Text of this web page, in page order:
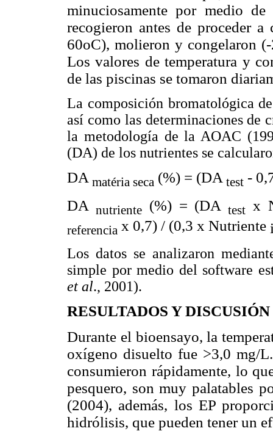
minuciosamente por medio
recogieron antes de proceder
60oC), molieron y congelaron
Los valores de temperatura y
de las piscinas se tomaron
La composición bromatológica
así como las determinaciones de
la metodología de la AOAC
(DA) de los nutrientes se
DA matéria seca (%) = (DA test -
DA nutriente(%) = (DAtest x
referencia x 0,7) / (0,3 x Nutriente
Los datos se analizaron
simple por medio del software
et al., 2001).
RESULTADOS Y DISCUSIÓN
Durante el bioensayo, la
oxígeno disuelto fue >3,0 mg/
consumieron rápidamente, lo
pesquero, son muy palatables
(2004), además, los EP
hidrólisis, que pueden tener un